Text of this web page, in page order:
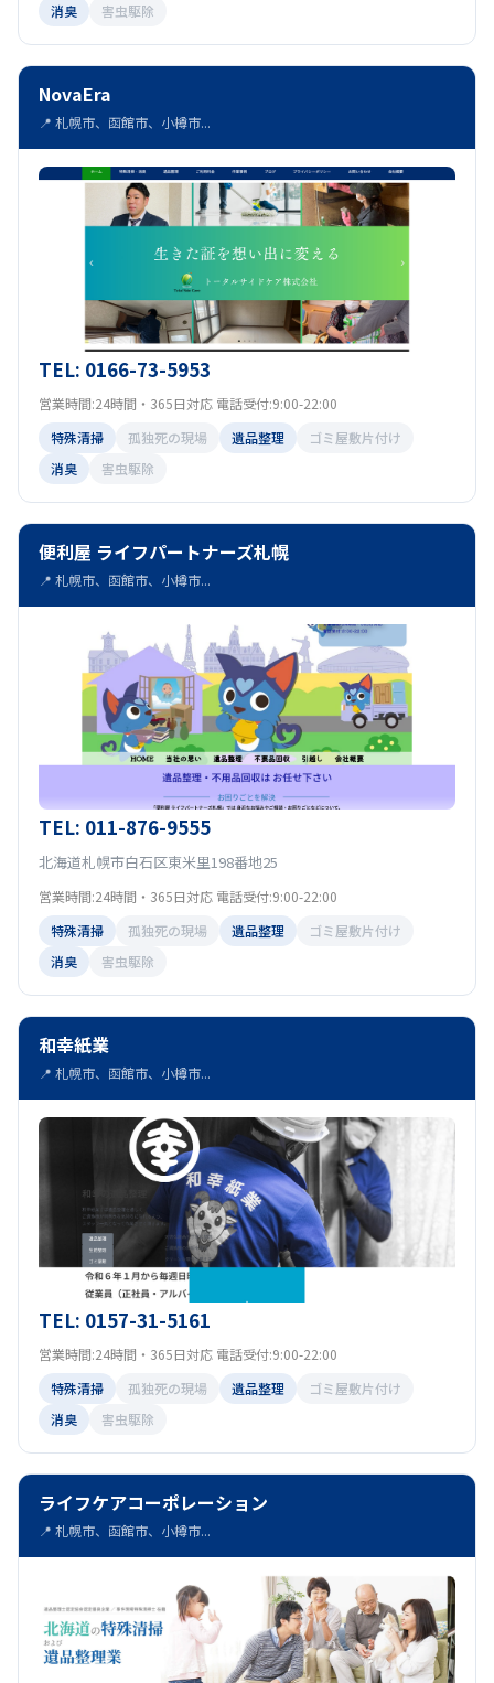
消臭
害虫駆除
NovaEra
📍 札幌市、函館市、小樽市...
TEL: 0166-73-5953
営業時間:24時間・365日対応 電話受付:9:00-22:00
特殊清掃
孤独死の現場 遺品整理
ゴミ屋敷片付け
消臭
害虫駆除
便利屋 ライフパートナーズ札幌
📍 札幌市、函館市、小樽市...
TEL: 011-876-9555
北海道札幌市白石区東米里198番地25
営業時間:24時間・365日対応 電話受付:9:00-22:00
特殊清掃
孤独死の現場 遺品整理
ゴミ屋敷片付け
消臭
害虫駆除
和幸紙業
📍 札幌市、函館市、小樽市...
TEL: 0157-31-5161
営業時間:24時間・365日対応 電話受付:9:00-22:00
特殊清掃
孤独死の現場 遺品整理
ゴミ屋敷片付け
消臭
害虫駆除
ライフケアコーポレーション
📍 札幌市、函館市、小樽市...